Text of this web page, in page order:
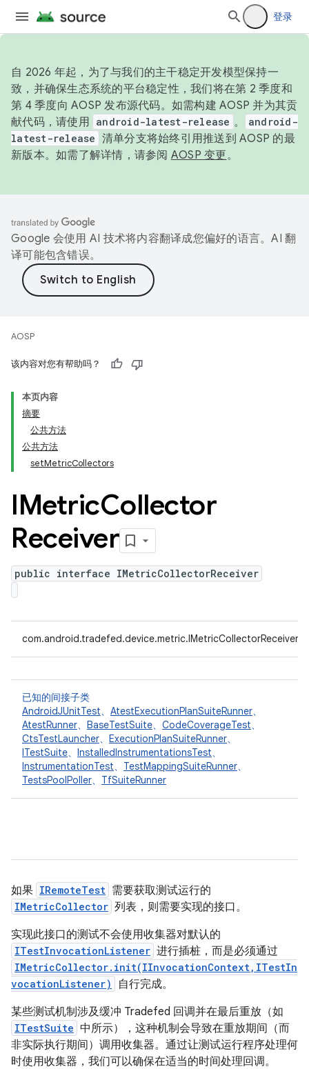
登录
自 2026 年起，为了与我们的主干稳定开发模型保持一
致，并确保生态系统的平台稳定性，我们将在第 2 季度和
第 4 季度向 AOSP 发布源代码。如需构建 AOSP 并为其贡
献代码，请使用 android-latest-release 。
android-
latest-release 清单分支将始终引用推送到 AOSP 的最
新版本。如需了解详情，请参阅 AOSP 变更。
Google 会使用 AI 技术将内容翻译成您偏好的语言。AI 翻
译可能包含错误。
AOSP
该内容对您有帮助吗？
本页内容
摘要
公共方法
公共方法
setMetricCollectors
IMetricCollector
Receiver
public interface IMetricCollectorReceiver
com.android.tradefed.device.metric.IMetricCollectorReceiver
已知的间接子类
AndroidJUnitTest、 AtestExecutionPlanSuiteRunner、
AtestRunner、 BaseTestSuite、 CodeCoverageTest、
CtsTestLauncher、 ExecutionPlanSuiteRunner、
ITestSuite、 InstalledInstrumentationsTest、
InstrumentationTest、 TestMappingSuiteRunner、
TestsPoolPoller、 TfSuiteRunner
如果 IRemoteTest 需要获取测试运行的
IMetricCollector 列表，则需要实现的接口。
实现此接口的测试不会使用收集器对默认的
ITestInvocationListener 进行插桩，而是必须通过
IMetricCollector.init(IInvocationContext,ITestIn
vocationListener)
自行完成。
某些测试机制涉及缓冲 Tradefed 回调并在最后重放（如
ITestSuite 中所示），这种机制会导致在重放期间（而
非实际执行期间）调用收集器。通过让测试运行程序处理何
时使用收集器，我们可以确保在适当的时间处理回调。